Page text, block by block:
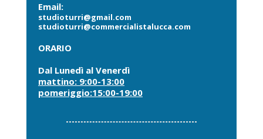
Email:
studioturri@gmail.com
studioturri@commercialistalucca.com
ORARIO
Dal Lunedì al Venerdì
mattino: 9:00-13:00
pomeriggio:15:00-19:00